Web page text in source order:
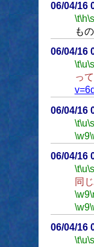
06/04/16
\t\h
も
06/04/16
\t\u
っ
06/04/16
\t\u
\w9
06/04/16
\t\u
同
\w9
\w9
06/04/16
\t\u